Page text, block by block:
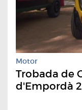
Motor
Trobada de
d'Empordà